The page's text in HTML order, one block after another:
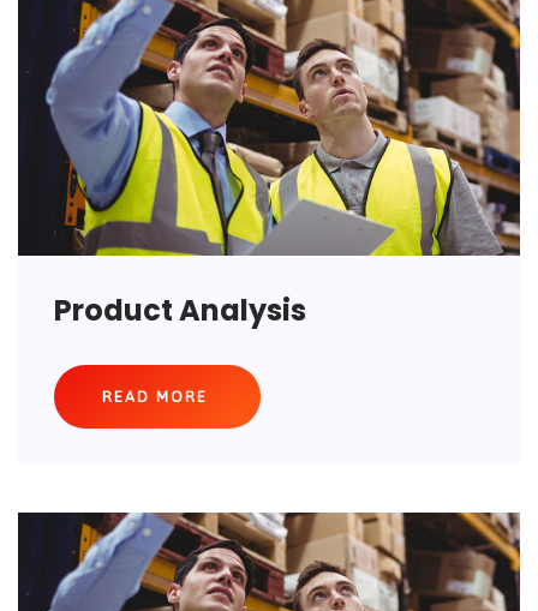
Product Analysis
READ MORE